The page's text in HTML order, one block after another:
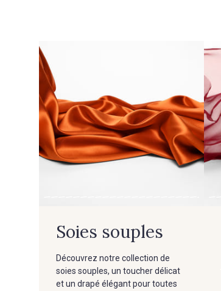
Soies souples
Découvrez notre collection de
soies souples, un toucher délicat
et un drapé élégant pour toutes